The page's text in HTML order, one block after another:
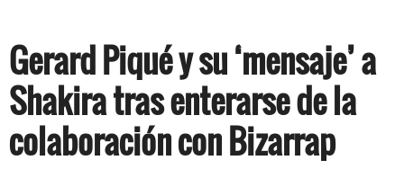
Gerard Piqué y su ‘mensaje’ a
Shakira tras enterarse de la
colaboración con Bizarrap